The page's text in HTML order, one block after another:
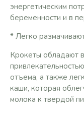
энергетическим
беременности и в
* Легко
Крокеты обладают
отъема, а также
каши, которая
молока к твердой